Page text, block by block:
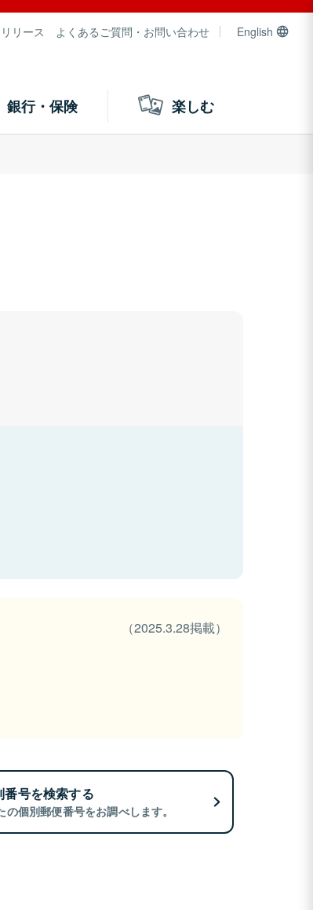
リース よくあるご質問・お問い合わせ English
銀行・保険 楽しむ
（2025.3.28掲載）
番号を検索する
の個別郵便番号をお調べします。